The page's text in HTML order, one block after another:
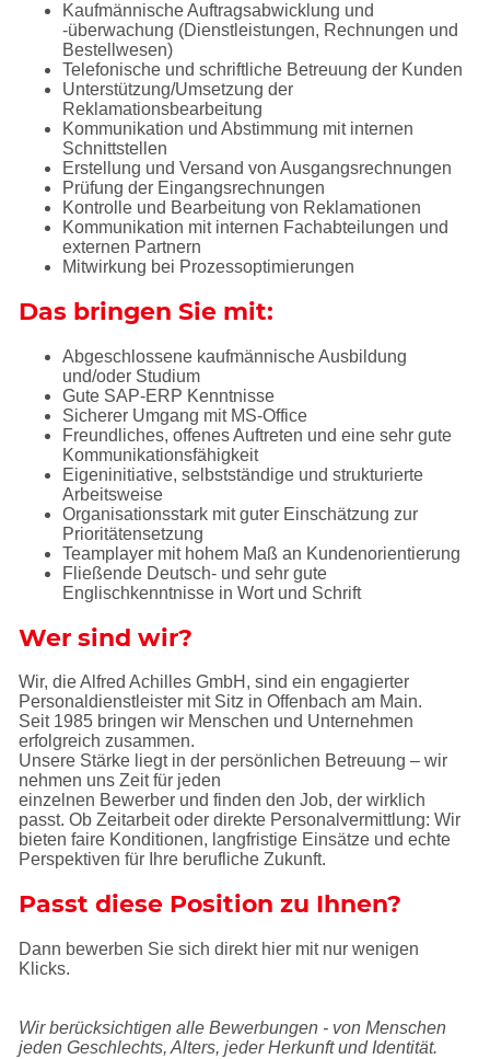
Kaufmännische Auftragsabwicklung und
-überwachung (Dienstleistungen, Rechnungen und
Bestellwesen)
Telefonische und schriftliche Betreuung der Kunden
Unterstützung/Umsetzung der
Reklamationsbearbeitung
Kommunikation und Abstimmung mit internen
Schnittstellen
Erstellung und Versand von Ausgangsrechnungen
Prüfung der Eingangsrechnungen
Kontrolle und Bearbeitung von Reklamationen
Kommunikation mit internen Fachabteilungen und
externen Partnern
Mitwirkung bei Prozessoptimierungen
Das bringen Sie mit:
Abgeschlossene kaufmännische Ausbildung
und/oder Studium
Gute SAP-ERP Kenntnisse
Sicherer Umgang mit MS-Office
Freundliches, offenes Auftreten und eine sehr gute
Kommunikationsfähigkeit
Eigeninitiative, selbstständige und strukturierte
Arbeitsweise
Organisationsstark mit guter Einschätzung zur
Prioritätensetzung
Teamplayer mit hohem Maß an Kundenorientierung
Fließende Deutsch- und sehr gute
Englischkenntnisse in Wort und Schrift
Wer sind wir?
Wir, die Alfred Achilles GmbH, sind ein engagierter
Personaldienstleister mit Sitz in Offenbach am Main.
Seit 1985 bringen wir Menschen und Unternehmen
erfolgreich zusammen.
Unsere Stärke liegt in der persönlichen Betreuung – wir
nehmen uns Zeit für jeden
einzelnen Bewerber und finden den Job, der wirklich
passt. Ob Zeitarbeit oder direkte Personalvermittlung: Wir
bieten faire Konditionen, langfristige Einsätze und echte
Perspektiven für Ihre berufliche Zukunft.
Passt diese Position zu Ihnen?
Dann bewerben Sie sich direkt hier mit nur wenigen
Klicks.
Wir berücksichtigen alle Bewerbungen - von Menschen
jeden Geschlechts, Alters, jeder Herkunft und Identität.